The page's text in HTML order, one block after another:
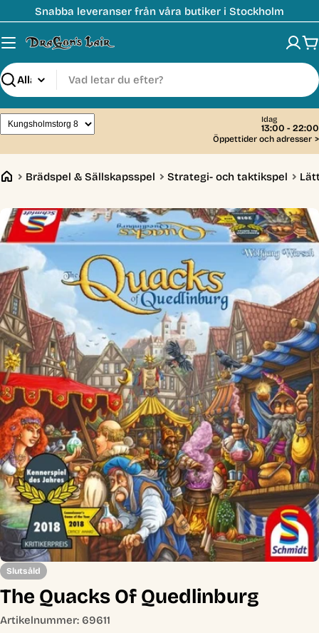
till
innehåll
Snabba leveranser från våra butiker i Stockholm
Sök
Idag
13:00 - 22:00
Öppettider och adresser >
Brädspel & Sällskapsspel Strategi- och taktikspel
media 0 i modal
Slutsåld
The Quacks Of Quedlinburg
Artikelnummer: 69611